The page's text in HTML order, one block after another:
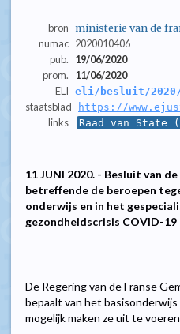
bron ministerie van de
numac 2020010406
pub.
19/06/2020
prom.
11/06/2020
ELI eli/besluit/2020/
staatsblad https://
links Raad van State
11 JUNI 2020. - Besluit van
betreffende de beroepen
onderwijs en in het
gezondheidscrisis COVID-19
De Regering van de Franse
bepaalt van het
mogelijk maken ze uit te